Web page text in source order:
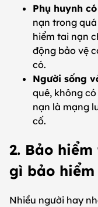
Phụ huynh
nạn trong
hiểm tai nạn
động bảo vệ
có.
Người sống
quê, không
nạn là mạng
cố.
2. Bảo
gì bảo
Nhiều người hay